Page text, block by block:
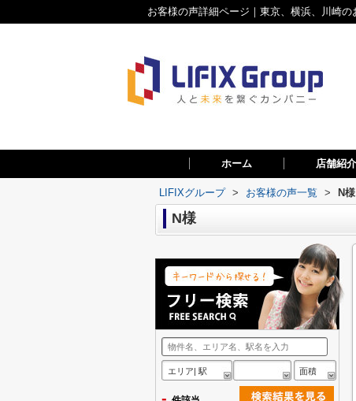
お客様の声詳細ページ｜東京、横浜、川崎
ホーム 店舗紹介
LIFIXグループ > お客様の声一覧 > N様
N様
エリア| 駅 面積